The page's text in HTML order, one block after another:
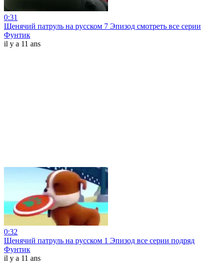
0:31
Щенячий патруль на русском 7 Эпизод смотреть все серии
Фунтик
il y a 11 ans
0:32
Щенячий патруль на русском 1 Эпизод все серии подряд
Фунтик
il y a 11 ans